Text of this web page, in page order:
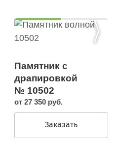
Памятник с
драпировкой
№ 10502
от 27 350 руб.
Заказать